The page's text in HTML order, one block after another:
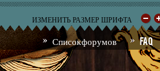
ИЗМЕНИТЬ РАЗМЕР ШРИФТА
Список форумов FAQ